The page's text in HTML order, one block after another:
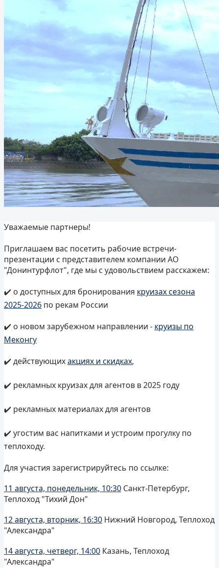
Уважаемые партнеры!
Приглашаем вас посетить рабочие встречи-
презентации с представителем компании АО
"Донинтурфлот", где мы с удовольствием расскажем:
✔️ о доступных для бронирования круизах сезона
2025-2026 по рекам России
✔️ о новом зарубежном направлении - круизы по
Меконгу
✔️ действующихакциях и скидках,
✔️ рекламных круизах для агентов в 2025 году
✔️ рекламных материалах для агентов
✔️ угостим вас напитками и устроим прогулку по
теплоходу.
Для участия зарегистрируйтесь по ссылке:
11 августа, понедельник, 10:30 Санкт-Петербург,
Теплоход "Тихий Дон"
12 августа, вторник, 16:30 Нижний Новгород, Теплоход
"Александра"
14 августа, четверг, 14:00 Казань, Теплоход
"Александра"